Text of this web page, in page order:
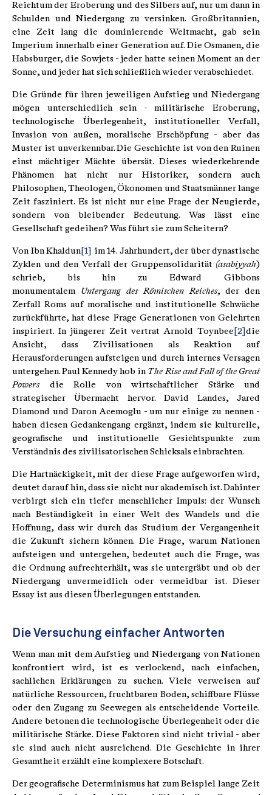
Reichtum der Eroberung und des Silbers auf, nur um dann in
Schulden und Niedergang zu versinken. Großbritannien,
eine Zeit lang die dominierende Weltmacht, gab sein
Imperium innerhalb einer Generation auf. Die Osmanen, die
Habsburger, die Sowjets - jeder hatte seinen Moment an der
Sonne, und jeder hat sich schließlich wieder verabschiedet.
Die Gründe für ihren jeweiligen Aufstieg und Niedergang
mögen unterschiedlich sein - militärische Eroberung,
technologische Überlegenheit, institutioneller Verfall,
Invasion von außen, moralische Erschöpfung - aber das
Muster ist unverkennbar. Die Geschichte ist von den Ruinen
einst mächtiger Mächte übersät. Dieses wiederkehrende
Phänomen hat nicht nur Historiker, sondern auch
Philosophen, Theologen, Ökonomen und Staatsmänner lange
Zeit fasziniert. Es ist nicht nur eine Frage der Neugierde,
sondern von bleibender Bedeutung. Was lässt eine
Gesellschaft gedeihen? Was führt sie zum Scheitern?
Von Ibn Khaldun [1]
im 14. Jahrhundert, der über dynastische
Zyklen und den Verfall der Gruppensolidarität (asabiyyah)
schrieb, bis hin zu Edward Gibbons
monumentalem Untergang des Römischen Reiches, der den
Zerfall Roms auf moralische und institutionelle Schwäche
zurückführte, hat diese Frage Generationen von Gelehrten
inspiriert. In jüngerer Zeit vertrat Arnold Toynbee [2] die
Ansicht, dass Zivilisationen als Reaktion auf
Herausforderungen aufsteigen und durch internes Versagen
untergehen. Paul Kennedy hob in The Rise and Fall of the Great
Powers die Rolle von wirtschaftlicher Stärke und
strategischer Übermacht hervor. David Landes, Jared
Diamond und Daron Acemoglu - um nur einige zu nennen -
haben diesen Gedankengang ergänzt, indem sie kulturelle,
geografische und institutionelle Gesichtspunkte zum
Verständnis des zivilisatorischen Schicksals einbrachten.
Die Hartnäckigkeit, mit der diese Frage aufgeworfen wird,
deutet darauf hin, dass sie nicht nur akademisch ist. Dahinter
verbirgt sich ein tiefer menschlicher Impuls: der Wunsch
nach Beständigkeit in einer Welt des Wandels und die
Hoffnung, dass wir durch das Studium der Vergangenheit
die Zukunft sichern können. Die Frage, warum Nationen
aufsteigen und untergehen, bedeutet auch die Frage, was
die Ordnung aufrechterhält, was sie untergräbt und ob der
Niedergang unvermeidlich oder vermeidbar ist. Dieser
Essay ist aus diesen Überlegungen entstanden.
Die Versuchung einfacher Antworten
Wenn man mit dem Aufstieg und Niedergang von Nationen
konfrontiert wird, ist es verlockend, nach einfachen,
sachlichen Erklärungen zu suchen. Viele verweisen auf
natürliche Ressourcen, fruchtbaren Boden, schiffbare Flüsse
oder den Zugang zu Seewegen als entscheidende Vorteile.
Andere betonen die technologische Überlegenheit oder die
militärische Stärke. Diese Faktoren sind nicht trivial - aber
sie sind auch nicht ausreichend. Die Geschichte in ihrer
Gesamtheit erzählt eine komplexere Botschaft.
Der geografische Determinismus hat zum Beispiel lange Zeit